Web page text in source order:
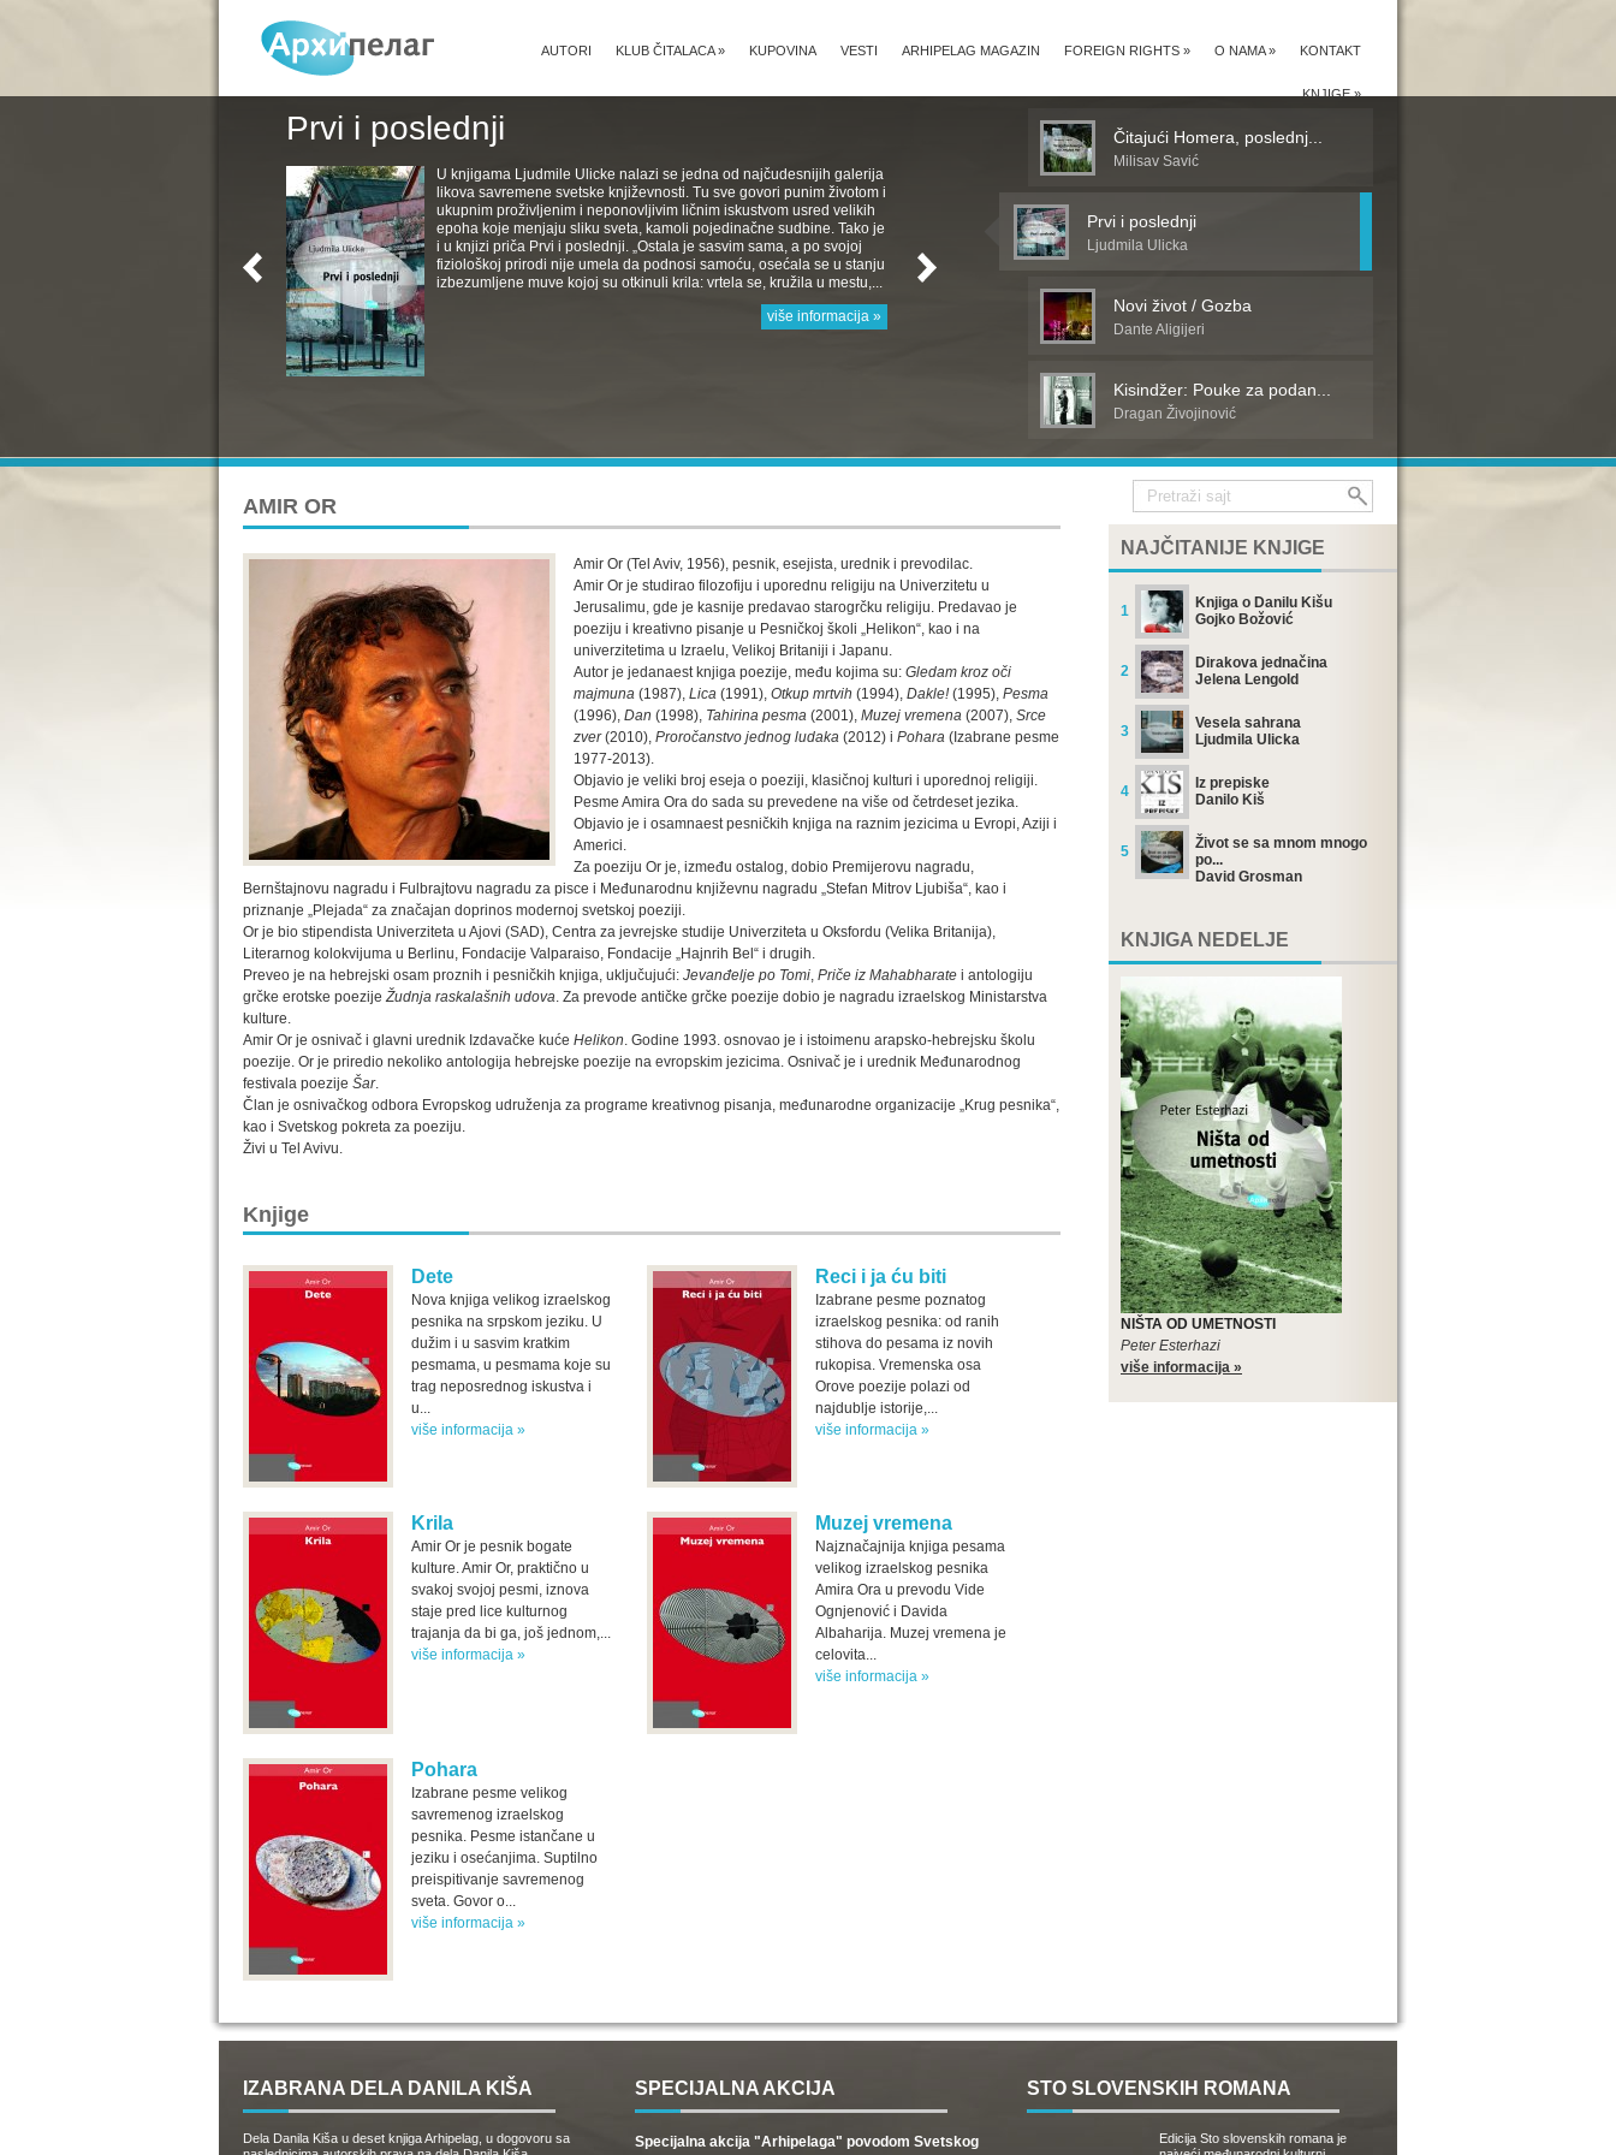
KONTAKT
O NAMA»
FOREIGN RIGHTS »
ARHIPELAG MAGAZIN
VESTI
KUPOVINA
KLUB ČITALACA»
AUTORI
KNJIGE»
Prvi i poslednji
U knjigama Ljudmile Ulicke nalazi se jedna od najčudesnijih galerija
likova savremene svetske književnosti. Tu sve govori punim životom i
ukupnim proživljenim i neponovljivim ličnim iskustvom usred velikih
epoha koje menjaju sliku sveta, kamoli pojedinačne sudbine. Tako je
i u knjizi priča Prvi i poslednji. „Ostala je sasvim sama, a po svojoj
fiziološkoj prirodi nije umela da podnosi samoću, osećala se u stanju
izbezumljene muve kojoj su otkinuli krila: vrtela se, kružila u mestu,...
više informacija »
Čitajući Homera, poslednj...
Milisav Savić
Prvi i poslednji
Ljudmila Ulicka
Novi život / Gozba
Dante Aligijeri
Kisindžer: Pouke za podan...
Dragan Živojinović
AMIR OR
Amir Or (Tel Aviv, 1956), pesnik, esejista, urednik i prevodilac.
Amir Or je studirao filozofiju i uporednu religiju na Univerzitetu u
Jerusalimu, gde je kasnije predavao starogrčku religiju. Predavao je
poeziju i kreativno pisanje u Pesničkoj školi „Helikon“, kao i na
univerzitetima u Izraelu, Velikoj Britaniji i Japanu.
Autor je jedanaest knjiga poezije, među kojima su: Gledam kroz oči
majmuna (1987), Lica (1991), Otkup mrtvih (1994), Dakle!(1995), Pesma
(1996), Dan (1998), Tahirina pesma (2001), Muzej vremena (2007), Srce
zver (2010), Proročanstvo jednog ludaka (2012) i Pohara (Izabrane pesme
1977-2013).
Objavio je veliki broj eseja o poeziji, klasičnoj kulturi i uporednoj religiji.
Pesme Amira Ora do sada su prevedene na više od četrdeset jezika.
Objavio je i osamnaest pesničkih knjiga na raznim jezicima u Evropi, Aziji i
Americi.
Za poeziju Or je, između ostalog, dobio Premijerovu nagradu,
Bernštajnovu nagradu i Fulbrajtovu nagradu za pisce i Međunarodnu književnu nagradu „Stefan Mitrov Ljubiša“, kao i
priznanje „Plejada“ za značajan doprinos modernoj svetskoj poeziji.
Or je bio stipendista Univerziteta u Ajovi (SAD), Centra za jevrejske studije Univerziteta u Oksfordu (Velika Britanija),
Literarnog kolokvijuma u Berlinu, Fondacije Valparaiso, Fondacije „Hajnrih Bel“ i drugih.
Preveo je na hebrejski osam proznih i pesničkih knjiga, uključujući: Jevanđelje po Tomi, Priče iz Mahabharate i antologiju
grčke erotske poezijeŽudnja raskalašnih udova. Za prevode antičke grčke poezije dobio je nagradu izraelskog Ministarstva
kulture.
Amir Or je osnivač i glavni urednik Izdavačke kuće Helikon. Godine 1993. osnovao je i istoimenu arapsko-hebrejsku školu
poezije. Or je priredio nekoliko antologija hebrejske poezije na evropskim jezicima. Osnivač je i urednik Međunarodnog
festivala poezije Šar.
Član je osnivačkog odbora Evropskog udruženja za programe kreativnog pisanja, međunarodne organizacije „Krug pesnika“,
kao i Svetskog pokreta za poeziju.
Živi u Tel Avivu.
Knjige
Dete
Nova knjiga velikog izraelskog
pesnika na srpskom jeziku. U
dužim i u sasvim kratkim
pesmama, u pesmama koje su
trag neposrednog iskustva i
u...
više informacija »
Reci i ja ću biti
Izabrane pesme poznatog
izraelskog pesnika: od ranih
stihova do pesama iz novih
rukopisa. Vremenska osa
Orove poezije polazi od
najdublje istorije,...
više informacija »
Krila
Amir Or je pesnik bogate
kulture. Amir Or, praktično u
svakoj svojoj pesmi, iznova
staje pred lice kulturnog
trajanja da bi ga, još jednom,...
više informacija »
Muzej vremena
Najznačajnija knjiga pesama
velikog izraelskog pesnika
Amira Ora u prevodu Vide
Ognjenović i Davida
Albaharija. Muzej vremena je
celovita...
više informacija »
Pohara
Izabrane pesme velikog
savremenog izraelskog
pesnika. Pesme istančane u
jeziku i osećanjima. Suptilno
preispitivanje savremenog
sveta. Govor o...
više informacija »
NAJČITANIJE KNJIGE
1
Knjiga o Danilu Kišu
Gojko Božović
2
Dirakova jednačina
Jelena Lengold
3
Vesela sahrana
Ljudmila Ulicka
4
Iz prepiske
Danilo Kiš
5
Život se sa mnom mnogo
po...
David Grosman
KNJIGA NEDELJE
NIŠTA OD UMETNOSTI
Peter Esterhazi
više informacija »
IZABRANA DELA DANILA KIŠA
Dela Danila Kiša u deset knjiga Arhipelag, u dogovoru sa
SPECIJALNA AKCIJA
Specijalna akcija "Arhipelaga" povodom Svetskog
STO SLOVENSKIH ROMANA
Edicija Sto slovenskih romana je